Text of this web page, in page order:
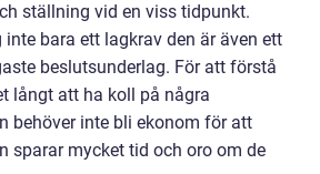
ställning vid en viss tidpunkt.
bara ett lagkrav den är även ett
beslutsunderlag. För att förstå
långt att ha koll på några
behöver inte bli ekonom för att
sparar mycket tid och oro om de